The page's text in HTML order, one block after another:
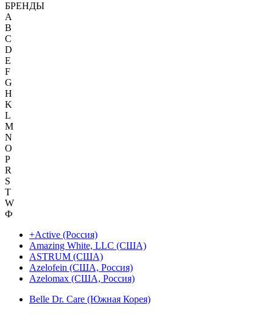
БРЕНДЫ
A
B
C
D
E
F
G
H
K
L
M
N
O
P
R
S
T
W
Ф
+Active (Россия)
Amazing White, LLC (США)
ASTRUM (США)
Azelofein (США, Россия)
Azelomax (США, Россия)
Belle Dr. Care (Южная Корея)